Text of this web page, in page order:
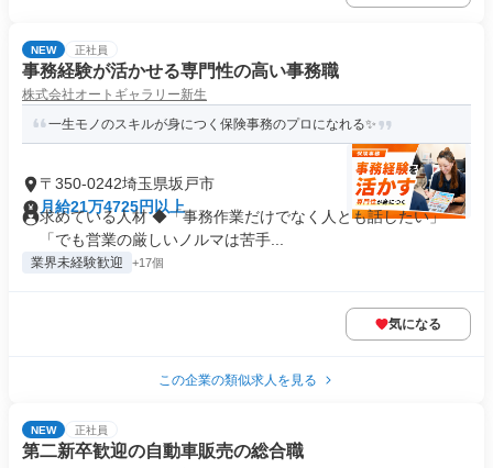
NEW 正社員
事務経験が活かせる専門性の高い事務職
株式会社オートギャラリー新生
一生モノのスキルが身につく保険事務のプロになれる✨
〒350-0242埼玉県坂戸市
月給21万4725円以上
求めている人材 ◆「事務作業だけでなく人とも話したい」
「でも営業の厳しいノルマは苦手...
業界未経験歓迎 +17個
気になる
この企業の類似求人を見る
NEW 正社員
第二新卒歓迎の自動車販売の総合職